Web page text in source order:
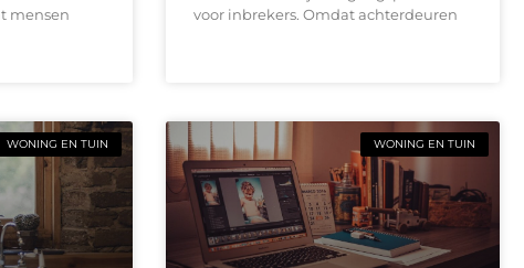
mensen
voor inbrekers. Omdat achterdeuren
WONING EN TUIN WONING EN TUIN